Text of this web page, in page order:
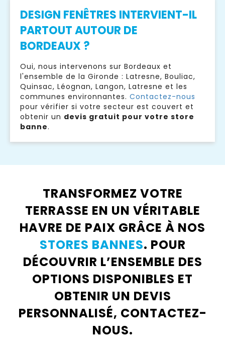
DESIGN FENÊTRES INTERVIENT-IL
PARTOUT AUTOUR DE
BORDEAUX ?
Oui, nous intervenons sur Bordeaux et
l'ensemble de la Gironde : Latresne, Bouliac,
Quinsac, Léognan, Langon, Latresne et les
communes environnantes. Contactez-nous
pour vérifier si votre secteur est couvert et
obtenir un devis gratuit pour votre store
banne.
TRANSFORMEZ VOTRE
TERRASSE EN UN VÉRITABLE
HAVRE DE PAIX GRÂCE À NOS
STORES BANNES. POUR
DÉCOUVRIR L’ENSEMBLE DES
OPTIONS DISPONIBLES ET
OBTENIR UN DEVIS
PERSONNALISÉ, CONTACTEZ-
NOUS.